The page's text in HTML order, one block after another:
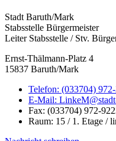
Stadt Baruth/Mark
Stabsstelle Bürgermeister
Leiter Stabsstelle / Stv.
Ernst-Thälmann-Platz 4
15837 Baruth/Mark
Telefon: (033704)
E-Mail:
Fax: (033704) 972-
Raum: 15 / 1. Etage /